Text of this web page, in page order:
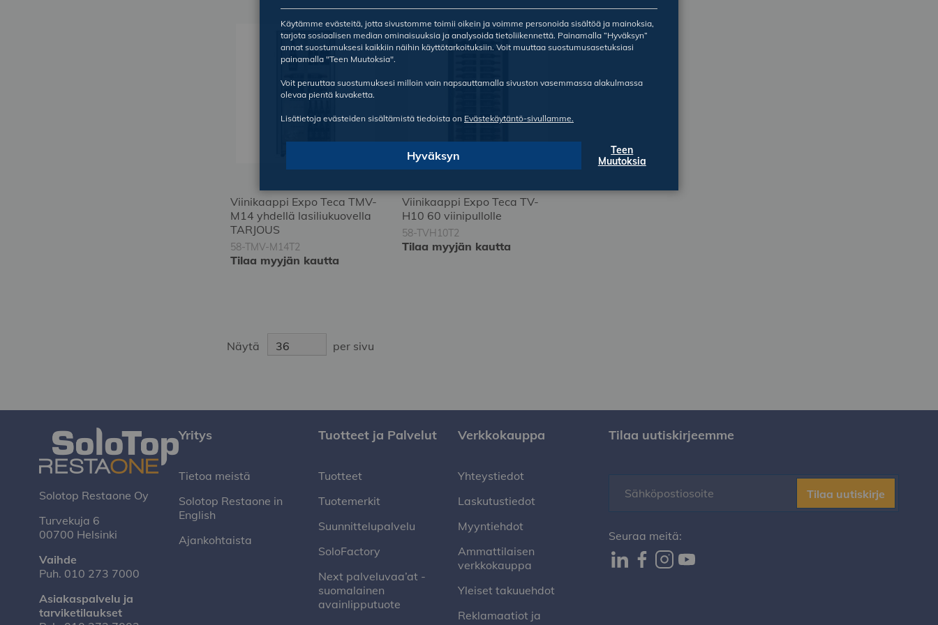
Viinikaappi Expo Teca TMV-
M14 yhdellä lasiliukuovella
TARJOUS
58-TMV-M14T2
Tilaa myyjän kautta
Viinikaappi Expo Teca TV-
H10 60 viinipullolle
58-TVH10T2
Tilaa myyjän kautta
Näytä per sivu
Solotop Restaone Oy
Turvekuja 6
00700 Helsinki
Vaihde
Puh. 010 273 7000
Asiakaspalvelu ja
tarviketilaukset
Yritys
Tietoa meistä
Solotop Restaone in
English
Ajankohtaista
Tuotteet ja Palvelut
Tuotteet
Tuotemerkit
Suunnittelupalvelu
SoloFactory
Next palveluvaa’at -
suomalainen
avainlipputuote
Verkkokauppa
Yhteystiedot
Laskutustiedot
Myyntiehdot
Ammattilaisen
verkkokauppa
Yleiset takuuehdot
Reklamaatiot ja
Tilaa uutiskirjeemme
Tilaa uutiskirje
Seuraa meitä:
Käytämme evästeitä, jotta sivustomme toimii oikein ja voimme personoida sisältöä ja mainoksia,
tarjota sosiaalisen median ominaisuuksia ja analysoida tietoliikennettä. Painamalla ”Hyväksyn”
annat suostumuksesi kaikkiin näihin käyttötarkoituksiin. Voit muuttaa suostumusasetuksiasi
painamalla "Teen Muutoksia".
Voit peruuttaa suostumuksesi milloin vain napsauttamalla sivuston vasemmassa alakulmassa
olevaa pientä kuvaketta.
Lisätietoja evästeiden sisältämistä tiedoista on Evästekäytäntö-sivullamme.
Hyväksyn
Teen
Muutoksia